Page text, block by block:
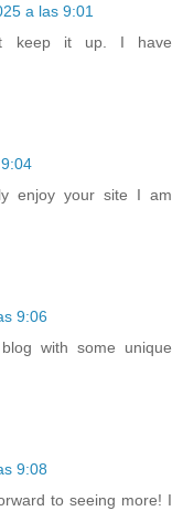
a las 9:01
keep it up. I have
enjoy your site I am
9:06
with some unique
9:08
to seeing more! I